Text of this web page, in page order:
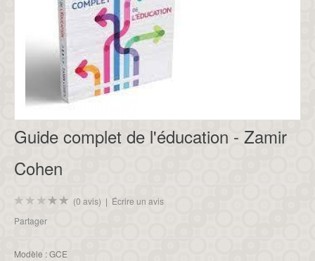
Guide complet de l'éducation - Zamir
Cohen
(0 avis) | Écrire un avis
Partager
Modèle :GCE